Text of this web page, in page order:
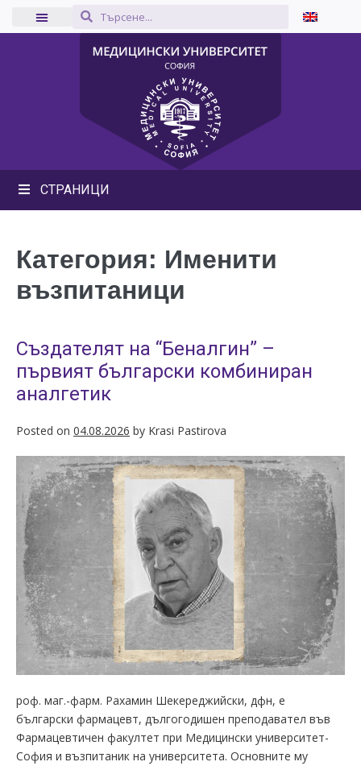
СТРАНИЦИ
Категория: Именити
възпитаници
Създателят на “Беналгин” –
първият български комбиниран
аналгетик
Posted on 04.08.2026 by Krasi Pastirova
роф. маг.-фарм. Рахамин Шекереджийски, дфн, е
български фармацевт, дългогодишен преподавател във
Фармацевтичен факултет при Медицински университет-
София и възпитаник на университета. Основните му